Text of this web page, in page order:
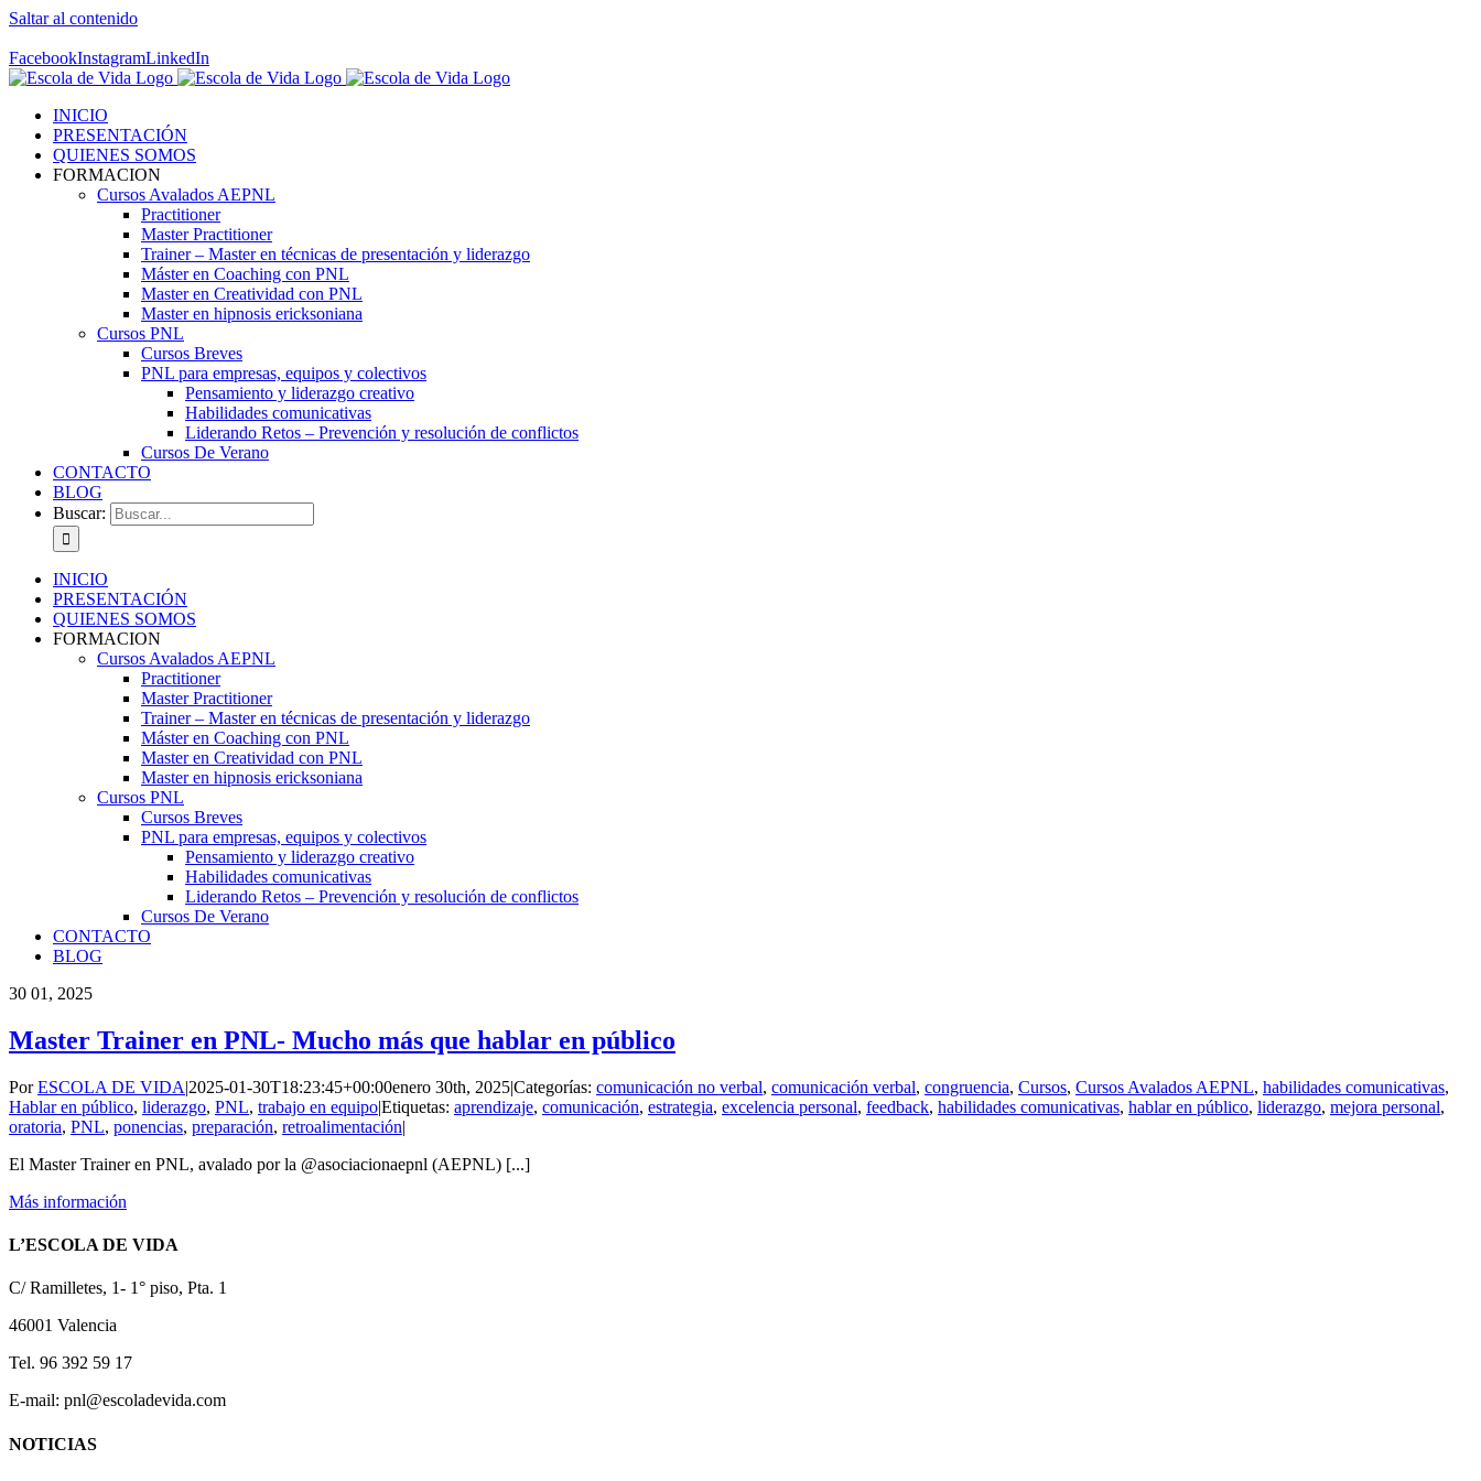
Saltar al contenido
FacebookInstagramLinkedIn
INICIO
PRESENTACIÓN
QUIENES SOMOS
FORMACION
Cursos Avalados AEPNL
Practitioner
Master Practitioner
Trainer – Master en técnicas de presentación y liderazgo
Máster en Coaching con PNL
Master en Creatividad con PNL
Master en hipnosis ericksoniana
Cursos PNL
Cursos Breves
PNL para empresas, equipos y colectivos
Pensamiento y liderazgo creativo
Habilidades comunicativas
Liderando Retos – Prevención y resolución de conflictos
Cursos De Verano
CONTACTO
BLOG
Buscar:
INICIO
PRESENTACIÓN
QUIENES SOMOS
FORMACION
Cursos Avalados AEPNL
Practitioner
Master Practitioner
Trainer – Master en técnicas de presentación y liderazgo
Máster en Coaching con PNL
Master en Creatividad con PNL
Master en hipnosis ericksoniana
Cursos PNL
Cursos Breves
PNL para empresas, equipos y colectivos
Pensamiento y liderazgo creativo
Habilidades comunicativas
Liderando Retos – Prevención y resolución de conflictos
Cursos De Verano
CONTACTO
BLOG
30 01, 2025
Master Trainer en PNL- Mucho más que hablar en público
PorESCOLA DE VIDA|2025-01-30T18:23:45+00:00enero 30th, 2025|Categorías: comunicación no verbal, comunicación verbal, congruencia, Cursos, Cursos Avalados AEPNL, habilidades comunicativas,
Hablar en público, liderazgo, PNL, trabajo en equipo|Etiquetas: aprendizaje, comunicación, estrategia, excelencia personal, feedback, habilidades comunicativas, hablar en público, liderazgo, mejora personal,
oratoria, PNL, ponencias, preparación, retroalimentación|
El Master Trainer en PNL, avalado por la @asociacionaepnl (AEPNL) [...]
Más información
L’ESCOLA DE VIDA
C/ Ramilletes, 1- 1° piso, Pta. 1
46001 Valencia
Tel. 96 392 59 17
E-mail: pnl@escoladevida.com
NOTICIAS